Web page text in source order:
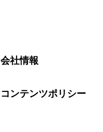
会社情報
コンテンツポリシー